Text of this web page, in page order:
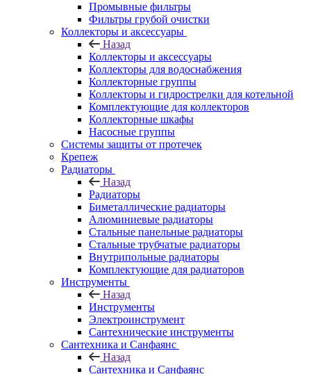
Промывные фильтры
Фильтры грубой очистки
Коллекторы и аксессуары
Назад
Коллекторы и аксессуары
Коллекторы для водоснабжения
Коллекторные группы
Коллекторы и гидрострелки для котельной
Комплектующие для коллекторов
Коллекторные шкафы
Насосные группы
Системы защиты от протечек
Крепеж
Радиаторы
Назад
Радиаторы
Биметаллические радиаторы
Алюминиевые радиаторы
Стальные панельные радиаторы
Стальные трубчатые радиаторы
Внутрипольные радиаторы
Комплектующие для радиаторов
Инструменты
Назад
Инструменты
Электроинструмент
Сантехнические инструменты
Сантехника и Санфаянс
Назад
Сантехника и Санфаянс